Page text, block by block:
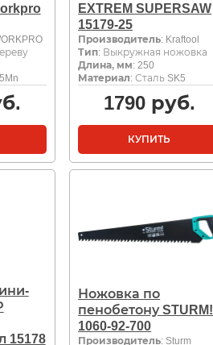
EXTREM SUPERSAW
15179-25
Производитель: Kraftool
Тип: Выкружная ножовка
Длина, мм: 250
Материал: Сталь SK5
1790руб.
КУПИТЬ
15178
Ножовка по
пенобетону STURM!
1060-92-700
Производитель: Sturm